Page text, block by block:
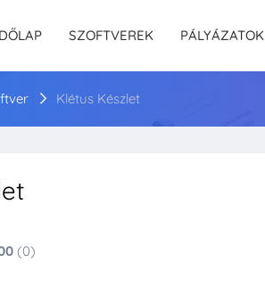
SZOFTVEREK PÁLYÁZATOK
Klétus Készlet
(0)